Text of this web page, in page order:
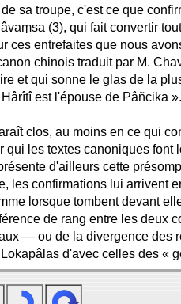
sa troupe, c'est ce que
(3), qui fait convertir
ces entrefaites que nous
chinois traduit par M.
et qui sonne le glas de la
est l'épouse de Pâñcika ».
clos, au moins en ce qui
qui les textes canoniques font
d'ailleurs cette
les confirmations lui arrivent
lorsque tombent devant
de rang entre les deux
— ou de la divergence des
d'avec celles des «